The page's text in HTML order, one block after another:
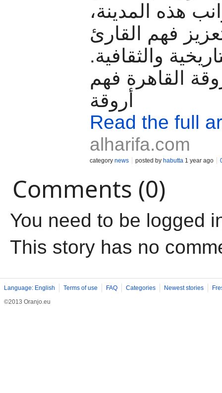
هذه المدينة،
فهم القارئ
والثقافية.
القاهرة فهم
أروقة
Read the full
alharifa.com
category news posted by habutta 1 year ago
Comments (0)
You need to be logged
This story has no
Language: English Terms of use FAQ Categories Newest stories
©2013 Oranjo.eu